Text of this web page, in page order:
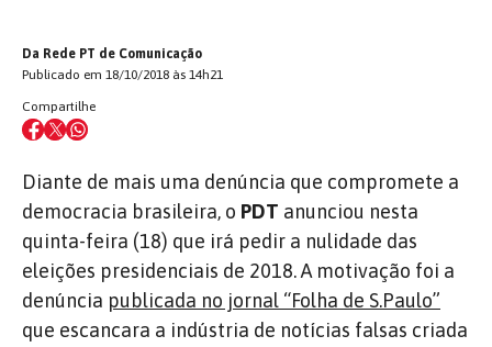
Da Rede PT de Comunicação
Publicado em 18/10/2018 às 14h21
Compartilhe
Diante de mais uma denúncia que compromete a
democracia brasileira, o PDT anunciou nesta
quinta-feira (18) que irá pedir a nulidade das
eleições presidenciais de 2018. A motivação foi a
denúncia publicada no jornal “Folha de S.Paulo”
que escancara a indústria de notícias falsas criada